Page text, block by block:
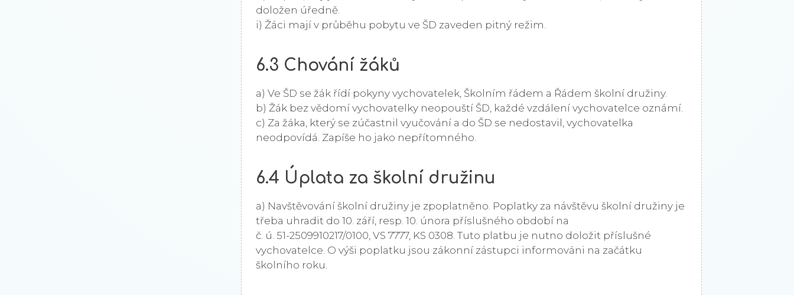
doložen úředně.
i) Žáci mají v průběhu pobytu ve ŠD zaveden pitný režim.
6.3 Chování žáků
a) Ve ŠD se žák řídí pokyny vychovatelek, Školním řádem a Řádem školní družiny.
b) Žák bez vědomí vychovatelky neopouští ŠD, každé vzdálení vychovatelce oznámí.
c) Za žáka, který se zúčastnil vyučování a do ŠD se nedostavil, vychovatelka
neodpovídá. Zapíše ho jako nepřítomného.
6.4 Úplata za školní družinu
a) Navštěvování školní družiny je zpoplatněno. Poplatky za návštěvu školní družiny je
třeba uhradit do 10. září, resp. 10. února příslušného období na
č. ú. 51-2509910217/0100, VS 7777, KS 0308. Tuto platbu je nutno doložit příslušné
vychovatelce. O výši poplatku jsou zákonní zástupci informováni na začátku
školního roku.